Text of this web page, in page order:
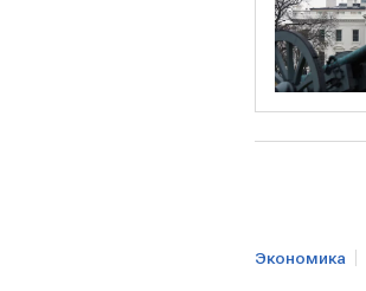
Экономика